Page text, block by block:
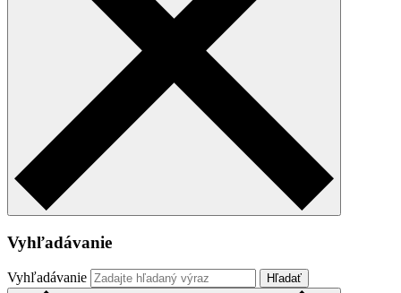
Vyhľadávanie
Vyhľadávanie